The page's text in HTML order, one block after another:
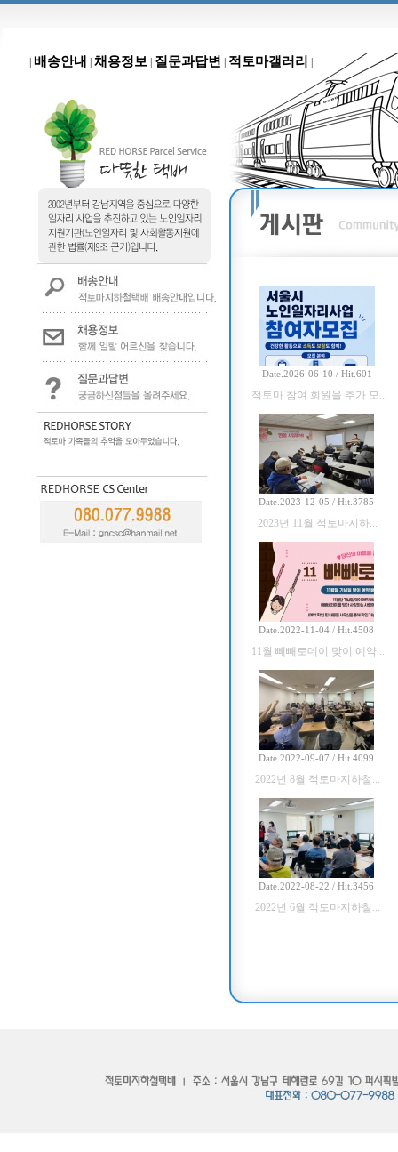
배송안내 채용정보 질문과답변 적토마갤러리
Date.2026-06-10 / Hit.601
적토마 참여 회원을 추가 모...
Date.2023-12-05 / Hit.3785
2023년 11월 적토마지하...
Date.2022-11-04 / Hit.4508
11월 빼빼로데이 맞이 예약...
Date.2022-09-07 / Hit.4099
2022년 8월 적토마지하철...
Date.2022-08-22 / Hit.3456
2022년 6월 적토마지하철...